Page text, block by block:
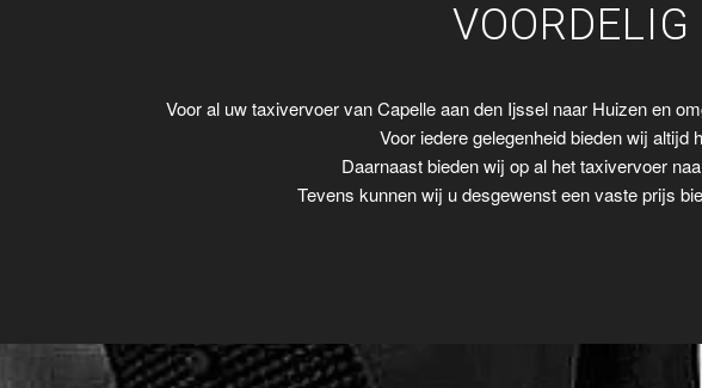
Voor al uw taxivervoer van Capelle aan den Ijssel naar Huizen en
Voor iedere gelegenheid bieden wij altijd
Daarnaast bieden wij op al het taxivervoer
Tevens kunnen wij u desgewenst een vaste prijs